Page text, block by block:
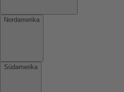
Nordamerika
Südamerika